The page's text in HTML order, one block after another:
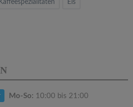
Kaffeespezialitäten Eis
Mo-So: 10:00 bis 21:00